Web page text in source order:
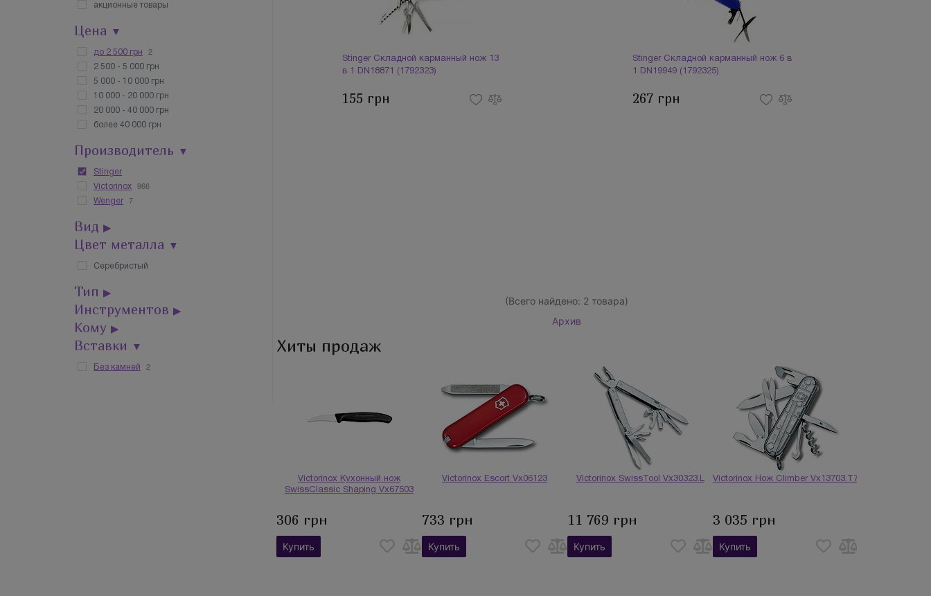
акционные товары
Цена ▼
до 2 500 грн 2
2 500 - 5 000 грн
5 000 - 10 000 грн
10 000 - 20 000 грн
20 000 - 40 000 грн
более 40 000 грн
Производитель ▼
Stinger
Victorinox
966
Wenger 7
Вид ▶
Цвет металла ▼
Серебристый
Тип ▶
Инструментов ▶
Кому ▶
Вставки ▼
Без камней 2
Stinger Складной карманный нож 13
в 1 DN18871 (1792323)
155 грн
Stinger Складной карманный нож 6 в
1 DN19949 (1792325)
267 грн
(Всего найдено: 2 товара)
Архив
Хиты продаж
Victorinox Кухонный нож
SwissClassic Shaping Vx67503
306 грн
Купить
Victorinox Escort Vx06123
733 грн
Купить
Victorinox SwissTool Vx30323.L
11 769 грн
Купить
Victorinox Нож Climber Vx13703.T7
3 035 грн
Купить